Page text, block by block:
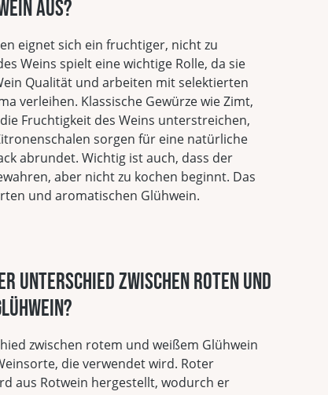
aus?
eignet sich ein fruchtiger, nicht zu
Weins spielt eine wichtige Rolle, da sie
Qualität und arbeiten mit selektierten
verleihen. Klassische Gewürze wie Zimt,
Fruchtigkeit des Weins unterstreichen,
sorgen für eine natürliche
abrundet. Wichtig ist auch, dass der
aber nicht zu kochen beginnt. Das
und aromatischen Glühwein.
Unterschied zwischen roten und
zwischen rotem und weißem Glühwein
die verwendet wird. Roter
aus Rotwein hergestellt, wodurch er